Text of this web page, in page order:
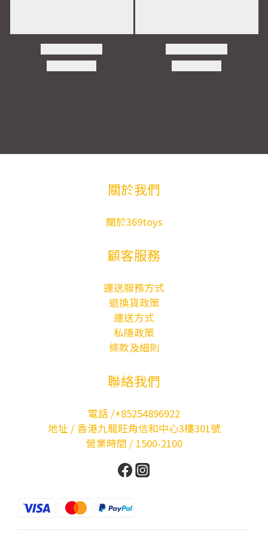
關於我們
關於369toys
顧客服務
運送服務方式
退換貨政策
運送方式
私隱政策
條款及細則
聯絡我們
電話 /+85254896922
地址 / 香港九龍旺角信和中心3樓301號
營業時間 / 1500-2100